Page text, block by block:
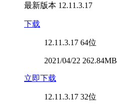
最新版本 12.11.3.17
下载
12.11.3.17 64位
2021/04/22 262.84MB
立即下载
12.11.3.17 32位